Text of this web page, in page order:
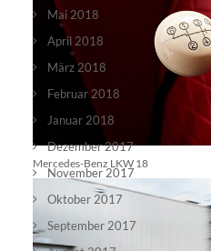
Mercedes-Benz LKW 18
Mai 2018
April 2018
März 2018
Februar 2018
Januar 2018
Dezember 2017
November 2017
Oktober 2017
September 2017